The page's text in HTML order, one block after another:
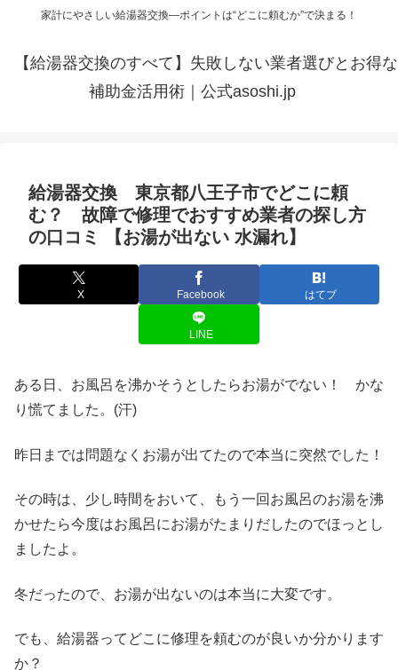
家計にやさしい給湯器交換—ポイントは“どこに頼むか”で決まる！
【給湯器交換のすべて】失敗しない業者選びとお得な
補助金活用術｜公式asoshi.jp
給湯器交換 東京都八王子市でどこに頼
む？ 故障で修理でおすすめ業者の探し方
の口コミ 【お湯が出ない 水漏れ】
X Facebook はてブ
LINE
ある日、お風呂を沸かそうとしたらお湯がでない！ かな
り慌てました。(汗)
昨日までは問題なくお湯が出てたので本当に突然でした！
その時は、少し時間をおいて、もう一回お風呂のお湯を沸
かせたら今度はお風呂にお湯がたまりだしたのでほっとし
ましたよ。
冬だったので、お湯が出ないのは本当に大変です。
でも、給湯器ってどこに修理を頼むのが良いか分かります
か？